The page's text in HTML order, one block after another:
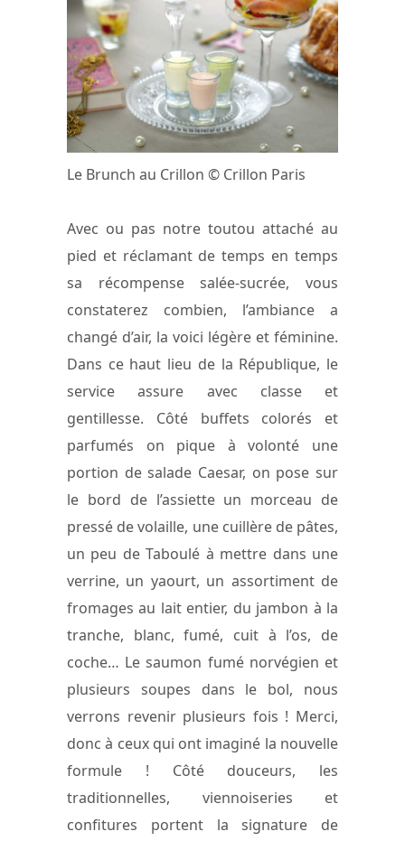
Le Brunch au Crillon © Crillon Paris
Avec ou pas notre toutou attaché au
pied et réclamant de temps en temps
sa récompense salée-sucrée, vous
constaterez combien, l’ambiance a
changé d’air, la voici légère et féminine.
Dans ce haut lieu de la République, le
service assure avec classe et
gentillesse. Côté buffets colorés et
parfumés on pique à volonté une
portion de salade Caesar, on pose sur
le bord de l’assiette un morceau de
pressé de volaille, une cuillère de pâtes,
un peu de Taboulé à mettre dans une
verrine, un yaourt, un assortiment de
fromages au lait entier, du jambon à la
tranche, blanc, fumé, cuit à l’os, de
coche… Le saumon fumé norvégien et
plusieurs soupes dans le bol, nous
verrons revenir plusieurs fois ! Merci,
donc à ceux qui ont imaginé la nouvelle
formule ! Côté douceurs, les
traditionnelles, viennoiseries et
confitures portent la signature de